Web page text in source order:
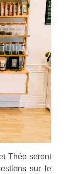
Théo seront
sur le